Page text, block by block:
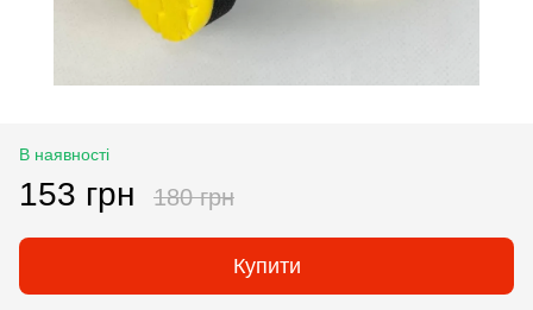
В наявності
153 грн 180 грн
Купити